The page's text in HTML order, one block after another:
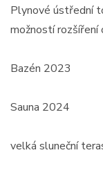
Plynové ústřední
možností rozšíření
Bazén 2023
Sauna 2024
velká sluneční